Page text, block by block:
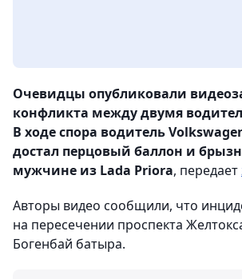
Очевидцы опубликовали
конфликта между двумя
В ходе спора водитель
достал перцовый баллон и
мужчине из Lada Priora, передает
Авторы видео сообщили, что
на пересечении проспекта
Богенбай батыра.